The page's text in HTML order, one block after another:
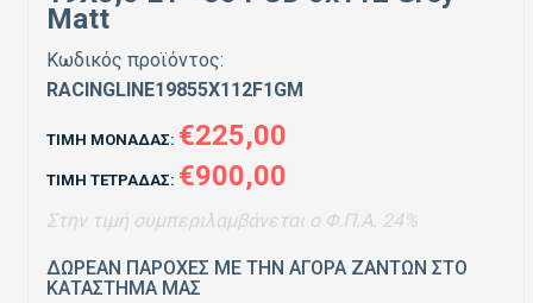
Matt
Κωδικός προϊόντος:
RΑCΙΝGLΙΝΕ19855Χ112F1GΜ
ΤΙΜΉ ΜΟΝΆΔΑΣ: €225,00
ΤΙΜΉ ΤΕΤΡΆΔΑΣ: €900,00
Στην τιμή συμπεριλαμβάνεται ο Φ.Π.Α. 24%
ΔΩΡΕΑΝ ΠΑΡΟΧΕΣ ΜΕ ΤΗΝ ΑΓΟΡΑ ΖΑΝΤΩΝ ΣΤΟ
ΚΑΤΑΣΤΗΜΑ ΜΑΣ